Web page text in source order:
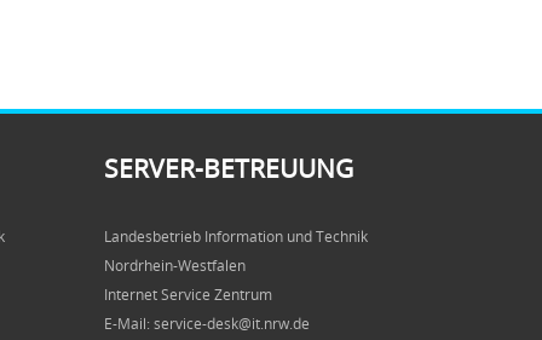
SERVER-BETREUUNG
Landesbetrieb Information und Technik
Nordrhein-Westfalen
Internet Service Zentrum
E-Mail: service-desk@it.nrw.de